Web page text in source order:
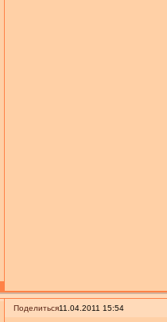
Поделиться11.04.2011 15:54